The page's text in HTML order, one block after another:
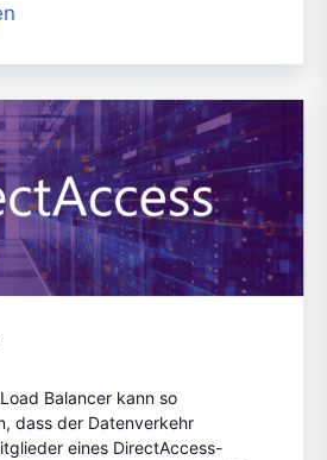
Balancer kann so
dass der Datenverkehr
eines DirectAccess-